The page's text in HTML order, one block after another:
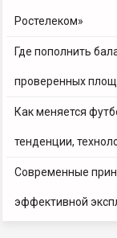
Ростелеком»
Где пополнить
проверенных
Как меняется
тенденции,
Современные
эффективной